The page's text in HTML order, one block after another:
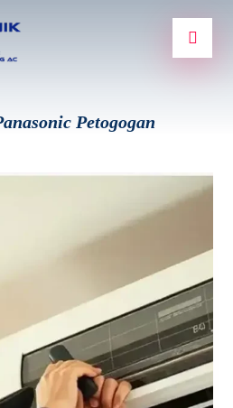
Petogogan